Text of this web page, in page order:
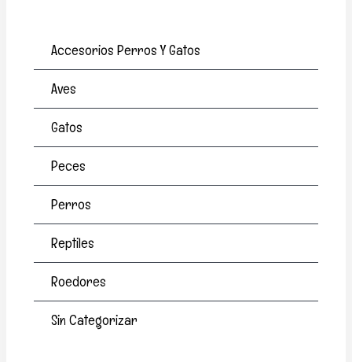
Accesorios Perros Y Gatos
Aves
Gatos
Peces
Perros
Reptiles
Roedores
Sin Categorizar